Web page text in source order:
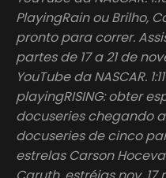
PlayingRain ou Brilho,
pronto para correr.
partes de 17 a 21 de
YouTube da NASCAR.
playingRISING: obter
docuseries chegando
docuseries de cinco
estrelas Carson